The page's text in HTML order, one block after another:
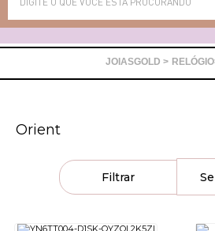
RELÓGIO
Orient
Filtrar
Alianças